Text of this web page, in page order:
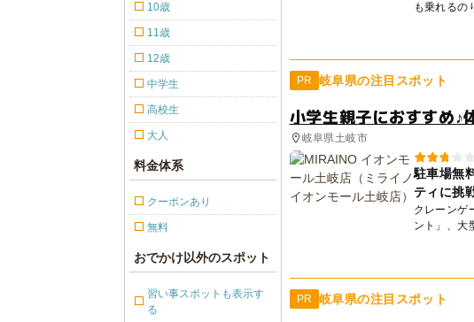
も乗れるの
PR 岐阜県の注目スポット
小学生親子におすすめ♪
岐阜県土岐市
駐車場無
ティに挑
クレーンゲ
ント」、大
PR 岐阜県の注目スポット
10歳
11歳
12歳
中学生
高校生
大人
料金体系
クーポンあり
無料
おでかけ以外のスポット
習い事スポットも表示す
る